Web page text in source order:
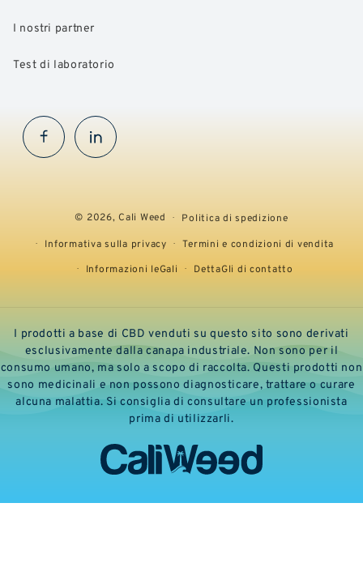
I nostri partner
Test di laboratorio
FacebookInstaGram
© 2026,Cali Weed
Politica di spedizione
Informativa sulla privacy
Termini e condizioni di vendita
Informazioni leGali
DettaGli di contatto
I prodotti a base di CBD venduti su questo sito sono derivati
esclusivamente dalla canapa industriale. Non sono per il
consumo umano, ma solo a scopo di raccolta. Questi prodotti non
sono medicinali e non possono diagnosticare, trattare o curare
alcuna malattia. Si consiglia di consultare un professionista
prima di utilizzarli.